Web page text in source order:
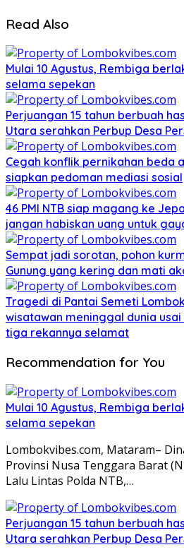
Read Also
Mulai 10 Agustus, Rembiga
selama sepekan
Perjuangan 15 tahun berbuah
Utara serahkan Perbup Desa
Cegah konflik pernikahan beda
siapkan pedoman mediasi sosial
46 PMI NTB siap magang ke
jangan habiskan uang untuk
Sempat jadi sorotan, pohon
Gunung yang kering dan mati
Tragedi di Pantai Semeti
wisatawan meninggal dunia
tiga rekannya selamat
Recommendation for You
Mulai 10 Agustus, Rembiga
selama sepekan
Lombokvibes.com, Mataram–
Provinsi Nusa Tenggara Barat
Lalu Lintas Polda NTB,…
Perjuangan 15 tahun berbuah
Utara serahkan Perbup Desa